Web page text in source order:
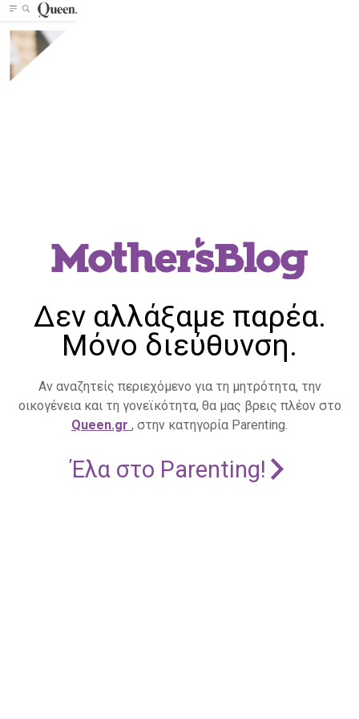
Δεν αλλάξαμε παρέα.
Μόνο διεύθυνση.
Αν αναζητείς περιεχόμενο για τη μητρότητα, την
οικογένεια και τη γονεϊκότητα, θα μας βρεις πλέον στο
Queen.gr , στην κατηγορία Parenting.
Έλα στο Parenting!